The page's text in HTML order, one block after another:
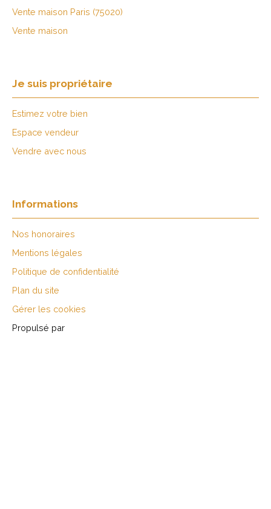
Vente maison Paris (75020)
Vente maison
Je suis propriétaire
Estimez votre bien
Espace vendeur
Vendre avec nous
Informations
Nos honoraires
Mentions légales
Politique de confidentialité
Plan du site
Gérer les cookies
Propulsé par